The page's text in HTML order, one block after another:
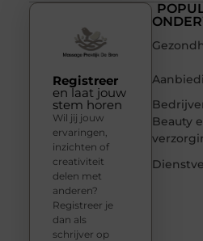
Beauty
Registreer
en laat jouw
stem horen
Wil jij jouw
ervaringen,
inzichten of
creativiteit
delen met
anderen?
Registreer je
dan als
schrijver op